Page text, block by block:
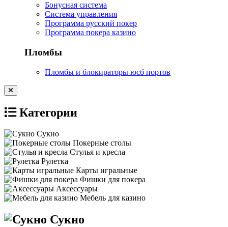
Бонусная система
Система управления
Программа русский покер
Программа покера казино
Пломбы
Пломбы и блокираторы юсб портов
Категории
Сукно
Покерные столы
Стулья и кресла
Рулетка
Карты игральные
Фишки для покера
Аксессуары
Мебель для казино
Сукно